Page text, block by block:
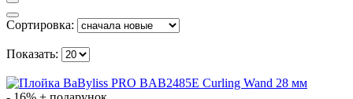
Сортировка:
Показать: